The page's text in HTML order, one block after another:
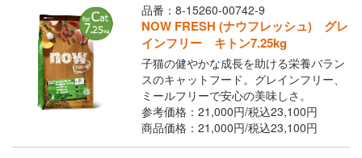
品番：8-15260-00742-9
NOW FRESH (ナウフレッシュ) グレ
インフリー キトン7.25kg
子猫の健やかな成長を助ける栄養バラン
スのキャットフード。グレインフリー、
ミールフリーで安心の美味しさ。
参考価格：21,000円/税込23,100円
商品価格：21,000円/税込23,100円